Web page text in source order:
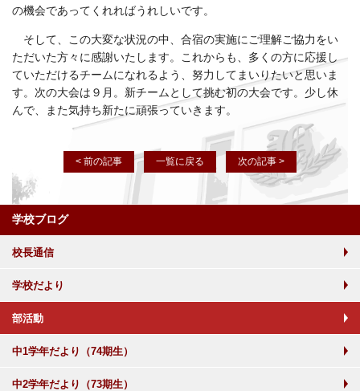
の機会であってくれればうれしいです。
そして、この大変な状況の中、合宿の実施にご理解ご協力をい
ただいた方々に感謝いたします。これからも、多くの方に応援し
ていただけるチームになれるよう、努力してまいりたいと思いま
す。次の大会は９月。新チームとして挑む初の大会です。少し休
んで、また気持ち新たに頑張っていきます。
< 前の記事 一覧に戻る 次の記事 >
学校ブログ
校長通信
学校だより
部活動
中1学年だより（74期生）
中2学年だより（73期生）